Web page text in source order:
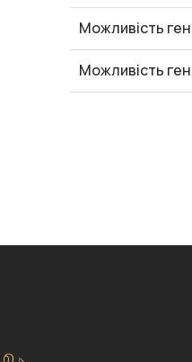
Можливість
Можливість